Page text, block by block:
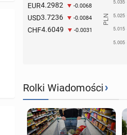
EUR4.2982 -0.0068
USD3.7236 -0.0084
CHF4.6049 -0.0031
Rolki Wiadomości›